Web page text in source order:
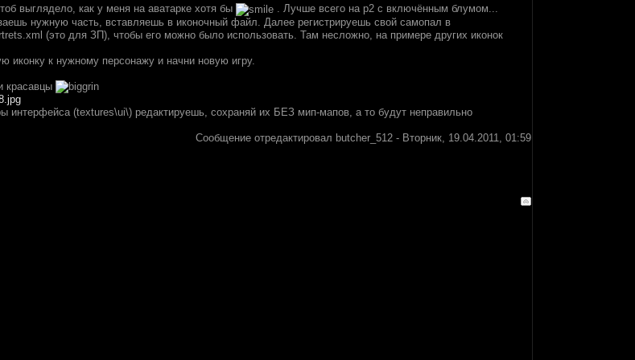
выглядело, как у меня на аватарке хотя бы
. Лучше всего на р2 с включённым блумом...
нужную часть, вставляешь в иконочный файл. Далее регистрируешь свой самопал в
(это для ЗП), чтобы его можно было использовать. Там несложно, на примере других иконок
иконку к нужному персонажу и начни новую игру.
красавцы
интерфейса (textures\ui\) редактируешь, сохраняй их БЕЗ мип-мапов, а то будут неправильно
Сообщение отредактировал butcher_512 - Вторник, 19.04.2011, 01:59